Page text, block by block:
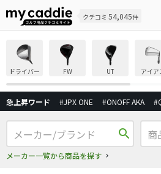
クチコミ 54,045件
ドライバー FW UT アイア
急上昇ワード #JPX ONE #ONOFF AKA
search
メーカー一覧から商品を探す